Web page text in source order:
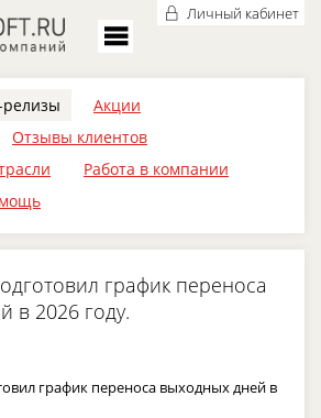
Личный кабинет
релизы
Акции
Отзывы клиентов
Работа в компании
график переноса
в 2026 году.
график переноса выходных дней в